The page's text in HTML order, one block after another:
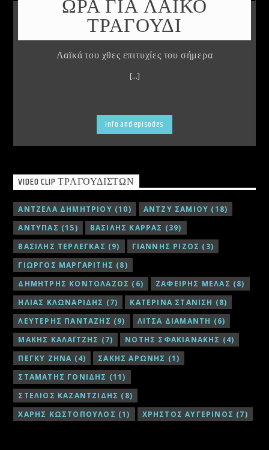
ΩΡΑ ΓΙΑ ΛΑΪΚΟ
ΤΡΑΓΟΥΔΙ
Λαϊκά του χθες επιτυχίες του σήμερα
[...]
Info and episodes
VIDEO CLIP ΤΡΑΓΟΥΔΙΣΤΏΝ
ΑΝΤΖΕΛΑ ΔΗΜΗΤΡΙΟΥ (10) ΑΝΤΖΥ ΣΑΜΙΟΥ (18)
ΑΝΤΥΠΑΣ (15) ΒΑΣΙΛΗΣ ΚΑΡΡΑΣ (39)
ΒΑΣΙΛΗΣ ΤΕΡΛΕΓΚΑΣ (9) ΓΙΑΝΝΗΣ ΡΙΖΟΣ (3)
ΓΙΩΡΓΟΣ ΜΑΡΓΑΡΙΤΗΣ (8)
ΔΗΜΗΤΡΗΣ ΚΟΝΤΟΛΑΖΟΣ (6) ΖΑΦΕΙΡΗΣ ΜΕΛΑΣ (8)
ΗΛΙΑΣ ΚΛΩΝΑΡΙΔΗΣ (7) ΚΑΤΕΡΙΝΑ ΣΤΑΝΙΣΗ (8)
ΛΕΥΤΕΡΗΣ ΠΑΝΤΑΖΗΣ (9) ΛΙΤΣΑ ΔΙΑΜΑΝΤΗ (6)
ΜΑΚΗΣ ΚΑΛΑΪΤΖΗΣ (7) ΝΟΤΗΣ ΣΦΑΚΙΑΝΑΚΗΣ (4)
ΠΕΓΚΥ ΖΗΝΑ (4) ΣΑΚΗΣ ΑΡΩΝΗΣ (1)
ΣΤΑΜΑΤΗΣ ΓΟΝΙΔΗΣ (11)
ΣΤΕΛΙΟΣ ΚΑΖΑΝΤΖΙΔΗΣ (8)
ΧΑΡΗΣ ΚΩΣΤΟΠΟΥΛΟΣ (1) ΧΡΗΣΤΟΣ ΑΥΓΕΡΙΝΟΣ (7)